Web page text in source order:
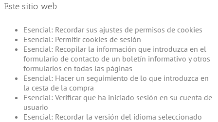
Este sitio web
Esencial: Recordar sus ajustes de permisos de cookies
Esencial: Permitir cookies de sesión
Esencial: Recopilar la información que introduzca en el
formulario de contacto de un boletín informativo y otros
formularios en todas las páginas
Esencial: Hacer un seguimiento de lo que introduzca en
la cesta de la compra
Esencial: Verificar que ha iniciado sesión en su cuenta de
usuario
Esencial: Recordar la versión del idioma seleccionado